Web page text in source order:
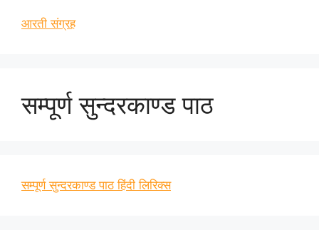
आरती संग्रह
सम्पूर्ण सुन्दरकाण्ड पाठ
सम्पूर्ण सुन्दरकाण्ड पाठ हिंदी लिरिक्स